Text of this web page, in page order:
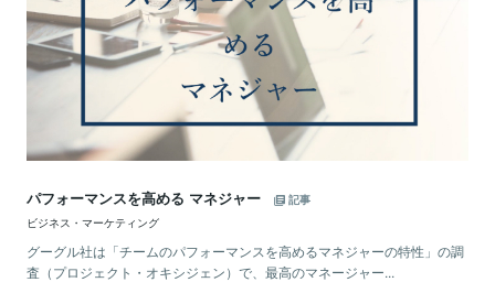
パフォーマンスを高める マネジャー
記事
ビジネス・マーケティング
グーグル社は「チームのパフォーマンスを高めるマネジャーの特性」の調
査（プロジェクト・オキシジェン）で、最高のマネージャー...